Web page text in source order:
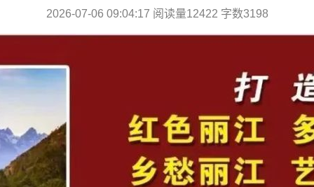
2026-07-06 09:04:17 阅读量12422 字数3198